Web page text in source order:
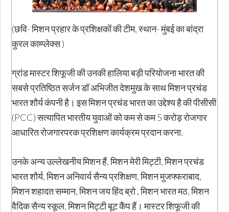
(छवि- मिशन प्रहार के प्रशिक्षकों की टीम, स्थान- मुंबई का बांद्रा
कुरल काम्प्लेक्स )
ग्रांड मास्टर शिफूजी की उनकी हालिया बड़ी परियोजना भारत की
सबसे प्रतिष्ठित सर्जन डॉ अभिजीत देशमुख के साथ मिशन प्रचंड
भारत शौर्य कंपनी है। इस मिशन प्रचंड भारत का उद्देश्य है की पीसीसी
(PCC) सत्यापित भारतीय युवाओं को कम से कम 5 करोड़ रोजगार
आधारित रोजगारपरक प्रशिक्षण कार्यक्रम प्रदान करना.
उनके अन्य उल्लेखनीय मिशन हैं, मिशन मेरी मिट्टी, मिशन प्रचंड
भारत शौर्य, मिशन अनिवार्य सैन्य प्रशिक्षण, मिशन मुजफ्फराबाद,
मिशन शहादत सम्मान, मिशन जय हिंद ब्रो , मिशन भारत मठ, मिशन
वैदिक सैन्य स्कूल, मिशन मिट्टी बूट कैंप हैं। मास्टर शिफूजी की